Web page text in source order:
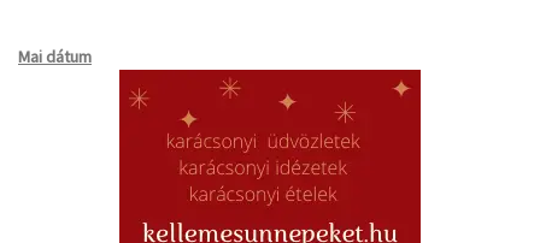
Mai dátum